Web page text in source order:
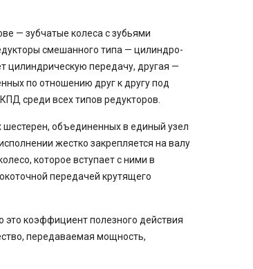
— зубчатые колеса с зубьями
смешанного типа — цилиндро-
цилиндрическую передачу, другая —
по отношению друг к другу под
среди всех типов редукторов.
объединенных в единый узел
жестко закрепляется на валу
которое вступает с ними в
передачей крутящего
это коэффициент полезного действия
передаваемая мощность,